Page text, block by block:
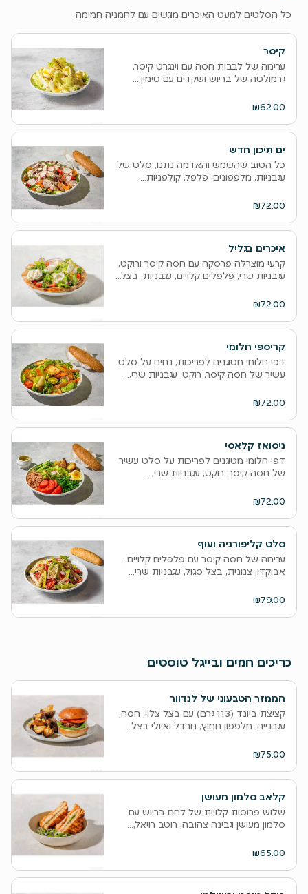
כל הסלטים למעט האיכרים מוגשים עם לחמניה חמימה
קיסר
ערימה של לבבות חסה עם וינגרט קיסר,
גרמולטה של בריוש ושקדים עם טימין,...
₪62.00
ים תיכון חדש
כל הטוב שהשמש והאדמה נתנו, סלט של
עגבניות, מלפפונים, פלפל, קולפניות...
₪72.00
איכרים בגליל
קרעי מוצרלה פרסקה עם חסה קיסר ורוקט,
עגבניות שרי, פלפלים קלויים, עגבניות, בצל...
₪72.00
קריספי חלומי
דפי חלומי מטוגנים לפריכות, נחים על סלט
עשיר של חסה קיסר, רוקט, עגבניות שרי,...
₪72.00
ניסואז קלאסי
דפי חלומי מטוגנים לפריכות על סלט עשיר
של חסה קיסר, רוקט, עגבניות שרי,...
₪72.00
סלט קליפורניה ועוף
ערימה של חסה קיסר עם פלפלים קלויים,
אבוקדו, צנונית, בצל סגול, עגבניות שרי...
₪79.00
כריכים חמים ובייגל טוסטים
הממזר הטבעוני של לנדוור
קציצת ביונד (113 גרם) עם בצל צלוי, חסה,
עגבנייה, מלפפון חמוץ, חרדל ואיולי בצל...
₪75.00
קלאב סלמון מעושן
שלוש פרוסות קלויות של לחם בריוש עם
סלמון מעושן וגבינה צהובה, רוטב רויאל,...
₪65.00